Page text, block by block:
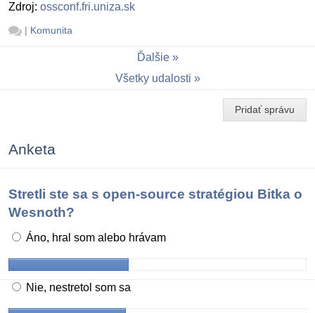
Zdroj: ossconf.fri.uniza.sk
| Komunita
Ďalšie
Všetky udalosti
Pridať správu
Anketa
Stretli ste sa s open-source stratégiou Bitka o
Wesnoth?
Áno, hral som alebo hrávam
Nie, nestretol som sa